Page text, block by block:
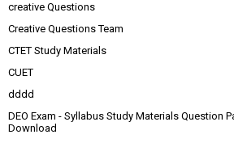
creative Questions
Creative Questions Team
CTET Study Materials
CUET
dddd
DEO Exam - Syllabus Study Materials Question
Download